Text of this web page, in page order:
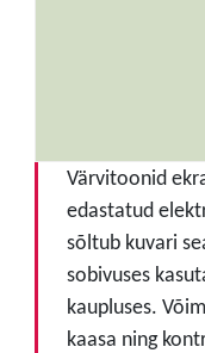
Värvitoonid
edastatud
sõltub kuvari
sobivuses
kaupluses.
kaasa ning